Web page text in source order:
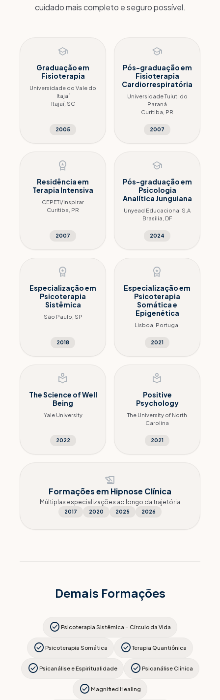
cuidado mais completo e seguro possível.
school
Graduação em
Fisioterapia
Universidade do Vale do
Itajaí
Itajaí, SC
2005
school
Pós-graduação em
Fisioterapia
Cardiorrespiratória
Universidade Tuiuti do
Paraná
Curitiba, PR
2007
workspace_premium
Residência em
Terapia Intensiva
CEPETI/Inspirar
Curitiba, PR
2007
school
Pós-graduação em
Psicologia
Analítica Junguiana
Unyead Educacional S.A
Brasília, DF
2024
workspace_premium
Especialização em
Psicoterapia
Sistêmica
São Paulo, SP
2018
workspace_premium
Especialização em
Psicoterapia
Somática e
Epigenética
Lisboa, Portugal
2021
local_library
The Science of Well
Being
Yale University
2022
local_library
Positive
Psychology
The University of North
Carolina
2021
history_edu
Formações em Hipnose Clínica
Múltiplas especializações ao longo da trajetória
2017 2020 2025 2026
Demais Formações
check_circle Psicoterapia Sistêmica – Círculo da Vida
check_circle Psicoterapia Somática check_circleTerapia Quantiônica
check_circle Psicanálise e Espiritualidade check_circle Psicanálise Clínica
check_circle Magnified Healing